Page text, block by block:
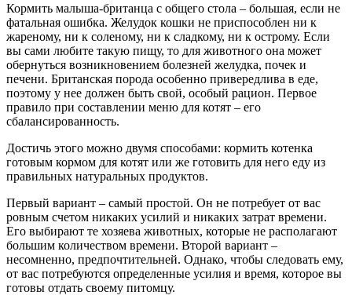
Кормить малыша-британца с общего стола – большая, если не
фатальная ошибка. Желудок кошки не приспособлен ни к
жареному, ни к соленому, ни к сладкому, ни к острому. Если
вы сами любите такую пищу, то для животного она может
обернуться возникновением болезней желудка, почек и
печени. Британская порода особенно привередлива в еде,
поэтому у нее должен быть свой, особый рацион. Первое
правило при составлении меню для котят – его
сбалансированность.
Достичь этого можно двумя способами: кормить котенка
готовым кормом для котят или же готовить для него еду из
правильных натуральных продуктов.
Первый вариант – самый простой. Он не потребует от вас
ровным счетом никаких усилий и никаких затрат времени.
Его выбирают те хозяева животных, которые не располагают
большим количеством времени. Второй вариант –
несомненно, предпочтительней. Однако, чтобы следовать ему,
от вас потребуются определенные усилия и время, которое вы
готовы отдать своему питомцу.